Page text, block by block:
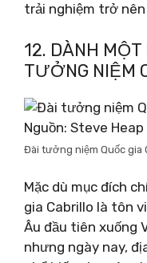
trải nghiệm trở
12. DÀNH
TƯỞNG NIỆM
Nguồn: Steve
Đài tưởng niệm Quốc gia
Mặc dù mục đích
gia Cabrillo là tôn
Âu đầu tiên xuống
nhưng ngày nay,